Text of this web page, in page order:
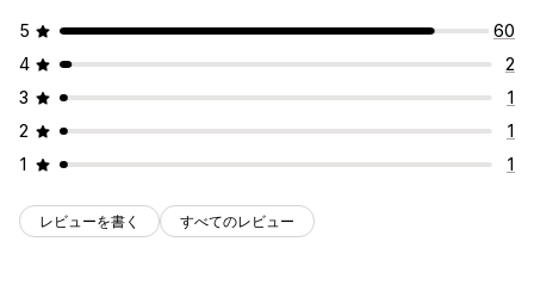
5
60
4
2
3
1
2
1
1
1
レビューを書く すべてのレビュー